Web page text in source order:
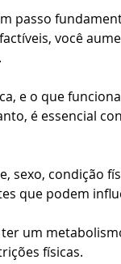
passo
você
e o que
é essencial
sexo, condição
que podem
um
físicas.